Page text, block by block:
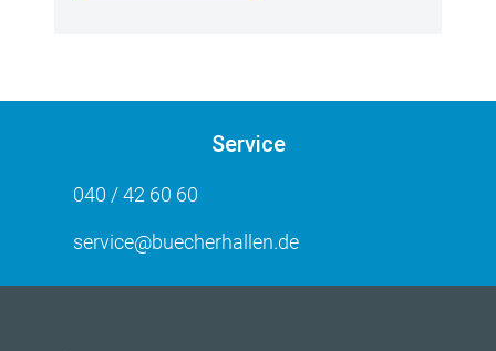
Service
040 / 42 60 60
service@buecherhallen.de